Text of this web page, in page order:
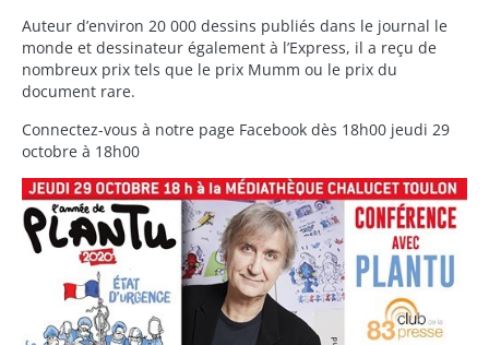
Auteur d’environ 20 000 dessins publiés dans le journal le
monde et dessinateur également à l’Express, il a reçu de
nombreux prix tels que le prix Mumm ou le prix du
document rare.
Connectez-vous à notre page Facebook dès 18h00 jeudi 29
octobre à 18h00